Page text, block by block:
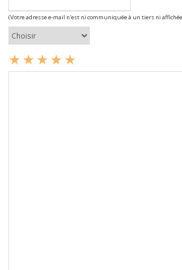
(Votre adresse e-mail n'est ni communiquée à un tiers ni